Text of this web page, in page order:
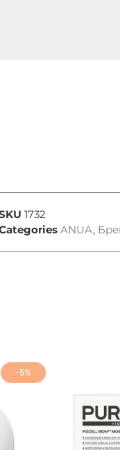
1732
ANUA,
-5%